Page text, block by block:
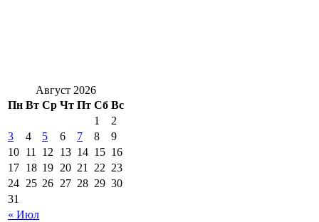
Август 2026
Пн Вт Ср Чт Пт Сб Вс
« Июл
1
2
3
4 5 6 7 8
9
10 11 12 13 14 15 16
17 18 19 20 21 22 23
24 25 26 27 28 29 30
31